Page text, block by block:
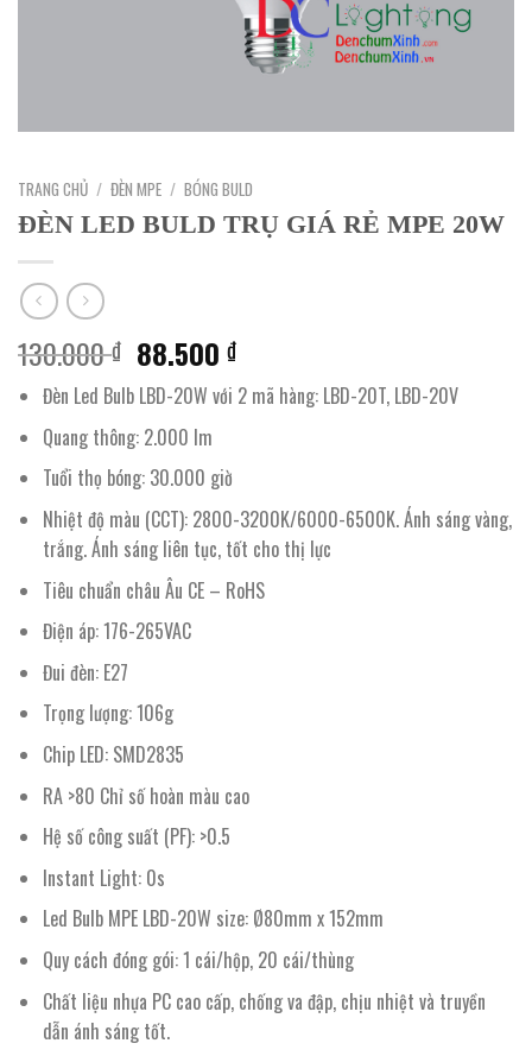
TRANG CHỦ / ĐÈN MPE / BÓNG BULD
ĐÈN LED BULD TRỤ GIÁ RẺ MPE 20W
130.000₫ Giá
gốc
là:
130.000 ₫.
88.500₫Giá
hiện
tại
Đèn Led Bulb LBD-20W với 2 mã hàng: LBD-20T, LBD-20V
Quang thông: 2.000 lm
Tuổi thọ bóng: 30.000 giờ
Nhiệt độ màu (CCT): 2800-3200K/6000-6500K. Ánh sáng vàng,
trắng. Ánh sáng liên tục, tốt cho thị lực
Tiêu chuẩn châu Âu CE – RoHS
Điện áp: 176-265VAC
Đui đèn: E27
Trọng lượng: 106g
Chip LED: SMD2835
RA >80 Chỉ số hoàn màu cao
Hệ số công suất (PF): >0.5
Instant Light: 0s
Led Bulb MPE LBD-20W size: Ø80mm x 152mm
Quy cách đóng gói: 1 cái/hộp, 20 cái/thùng
Chất liệu nhựa PC cao cấp, chống va đập, chịu nhiệt và truyền
dẫn ánh sáng tốt.